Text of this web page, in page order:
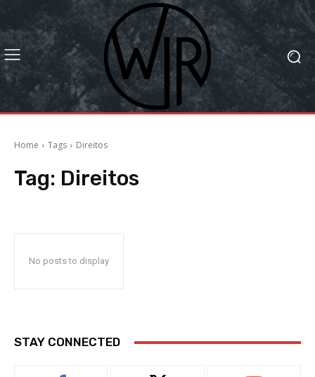
Home Tags Direitos
Tag: Direitos
No posts to display
STAY CONNECTED